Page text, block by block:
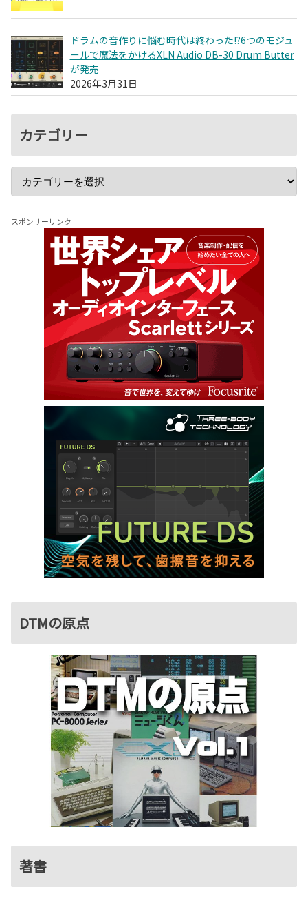
ドラムの音作りに悩む時代は終わった!?6つのモジュ
ールで魔法をかけるXLN Audio DB-30 Drum Butter
が発売
2026年3月31日
カテゴリー
スポンサーリンク
DTMの原点
著書